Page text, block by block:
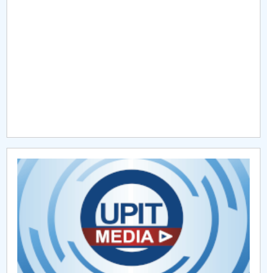
Chestionar angajabilitate ALUMNI – UPB
CAR2026
MENIU CANTINA
Hotărâri Senat din 18 ianuarie 2023
Hotărâri Senat din 30.01.2023